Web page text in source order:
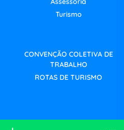
Turismo
CONVENÇÃO COLETIVA DE
TRABALHO
ROTAS DE TURISMO